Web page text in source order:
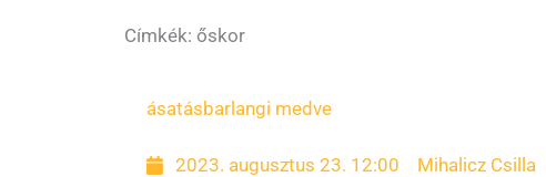
Címkék: őskor
ásatásbarlangi medve
2023. augusztus 23. 12:00 Mihalicz Csilla